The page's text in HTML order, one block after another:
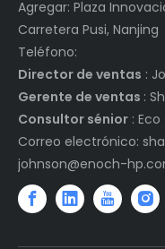
Agregar: Plaza
Carretera Pusi, Nanjing
Teléfono:
Director de ventas :
Gerente de ventas :
Consultor sénior :
Correo electrónico:
johnson@enoch-